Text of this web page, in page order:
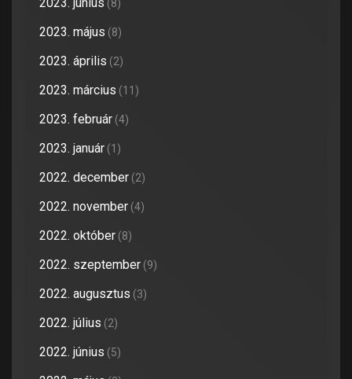
(8)
2023. május (8)
2023. április (2)
2023. március (11)
2023. február (4)
2023. január (1)
2022. december (2)
2022. november (4)
2022. október (8)
2022. szeptember (9)
2022. augusztus (3)
2022. július (2)
2022. június (5)